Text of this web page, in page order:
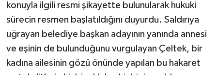
konuyla ilgili resmi şikayette bulunularak hukuki
sürecin resmen başlatıldığını duyurdu. Saldırıya
uğrayan belediye başkan adayının yanında annesi
ve eşinin de bulunduğunu vurgulayan Çeltek, bir
kadına ailesinin gözü önünde yapılan bu hakaret